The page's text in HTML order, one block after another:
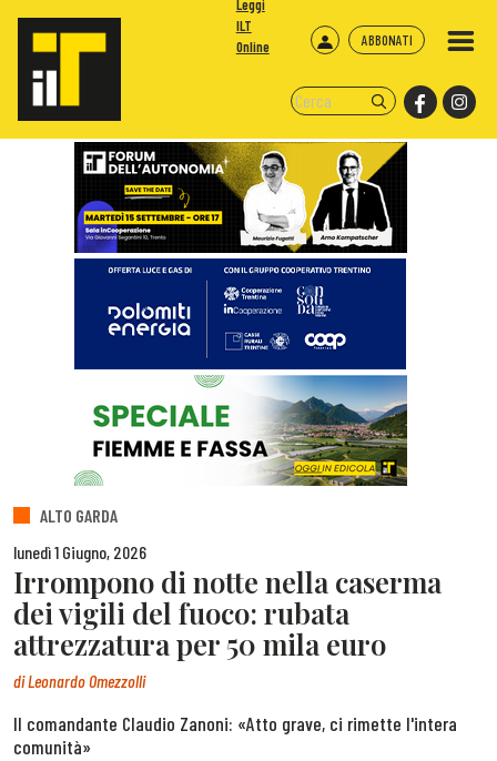
ABBONATI
Leggi
ILT
Online
ALTO GARDA
lunedì 1 Giugno, 2026
Irrompono di notte nella caserma
dei vigili del fuoco: rubata
attrezzatura per 50 mila euro
diLeonardo Omezzolli
Il comandante Claudio Zanoni: «Atto grave, ci rimette l'intera
comunità»